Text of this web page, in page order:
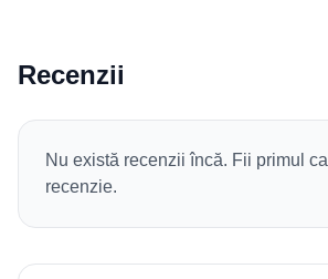
Recenzii
Nu există recenzii încă. Fii primul
recenzie.